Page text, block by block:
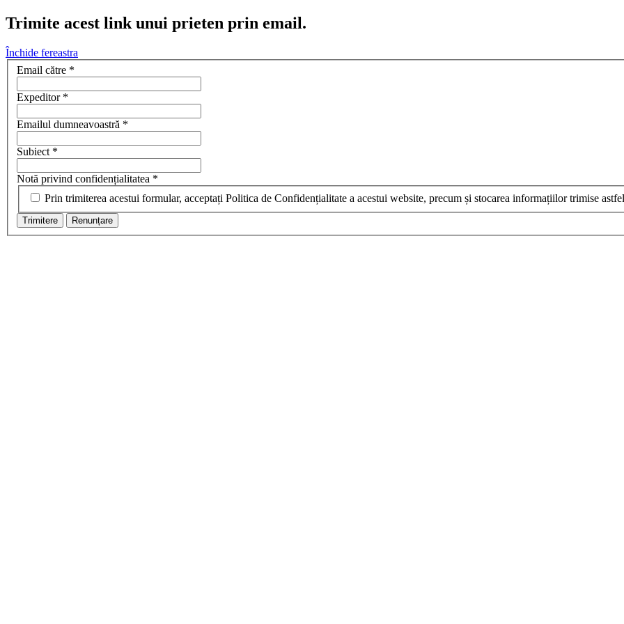
Trimite acest link unui prieten prin email.
Închide fereastra
Email către *
Expeditor*
Emailul dumneavoastră *
Subiect*
Notă privind confidențialitatea *
Prin trimiterea acestui formular, acceptați Politica de Confidențialitate a acestui website, precum și stocarea informațiilor trimise
Trimitere Renunțare